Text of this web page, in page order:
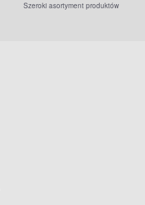
Szeroki asortyment produktów